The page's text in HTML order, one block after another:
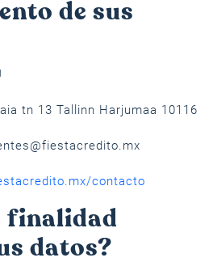
de sus
tn 13 Tallinn Harjumaa 10116
contacto
finalidad
datos?